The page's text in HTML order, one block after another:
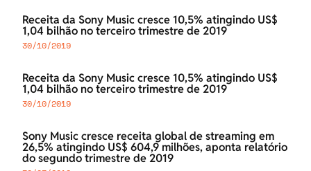
Receita da Sony Music cresce 10,5% atingindo US$
1,04 bilhão no terceiro trimestre de 2019
30/10/2019
Receita da Sony Music cresce 10,5% atingindo US$
1,04 bilhão no terceiro trimestre de 2019
30/10/2019
Sony Music cresce receita global de streaming em
26,5% atingindo US$ 604,9 milhões, aponta relatório
do segundo trimestre de 2019